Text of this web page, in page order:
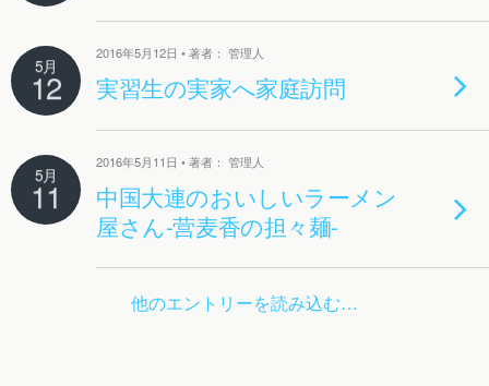
5月
12
2016年5月12日 • 著者： 管理人
実習生の実家へ家庭訪問
5月
11
2016年5月11日 • 著者： 管理人
中国大連のおいしいラーメン
屋さん-营麦香の担々麺-
他のエントリーを読み込む…